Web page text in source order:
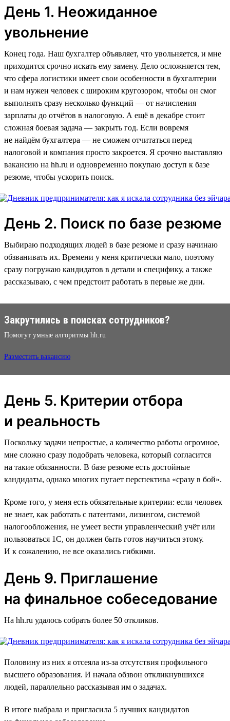
День 1. Неожиданное
увольнение
Конец года. Наш бухгалтер объявляет, что увольняется, и мне
приходится срочно искать ему замену. Дело осложняется тем,
что сфера логистики имеет свои особенности в бухгалтерии
и нам нужен человек с широким кругозором, чтобы он смог
выполнять сразу несколько функций — от начисления
зарплаты до отчётов в налоговую. А ещё в декабре стоит
сложная боевая задача — закрыть год. Если вовремя
не найдём бухгалтера — не сможем отчитаться перед
налоговой и компания просто закроется. Я срочно выставляю
вакансию на hh.ru и одновременно покупаю доступ к базе
резюме, чтобы ускорить поиск.
День 2. Поиск по базе резюме
Выбираю подходящих людей в базе резюме и сразу начинаю
обзванивать их. Времени у меня критически мало, поэтому
сразу погружаю кандидатов в детали и специфику, а также
рассказываю, с чем предстоит работать в первые же дни.
Закрутились в поисках сотрудников?
Помогут умные алгоритмы hh.ru
Разместить вакансию
День 5. Критерии отбора
и реальность
Поскольку задачи непростые, а количество работы огромное,
мне сложно сразу подобрать человека, который согласится
на такие обязанности. В базе резюме есть достойные
кандидаты, однако многих пугает перспектива «‎сразу в бой‎».
Кроме того, у меня есть обязательные критерии: если человек
не знает, как работать с патентами, лизингом, системой
налогообложения, не умеет вести управленческий учёт или
пользоваться 1C, он должен быть готов научиться этому.
И к сожалению, не все оказались гибкими.
День 9. Приглашение
на финальное собеседование
На hh.ru удалось собрать более 50 откликов.
Половину из них я отсеяла из-за отсутствия профильного
высшего образования. И начала обзвон откликнувшихся
людей, параллельно рассказывая им о задачах.
В итоге выбрала и пригласила 5 лучших кандидатов